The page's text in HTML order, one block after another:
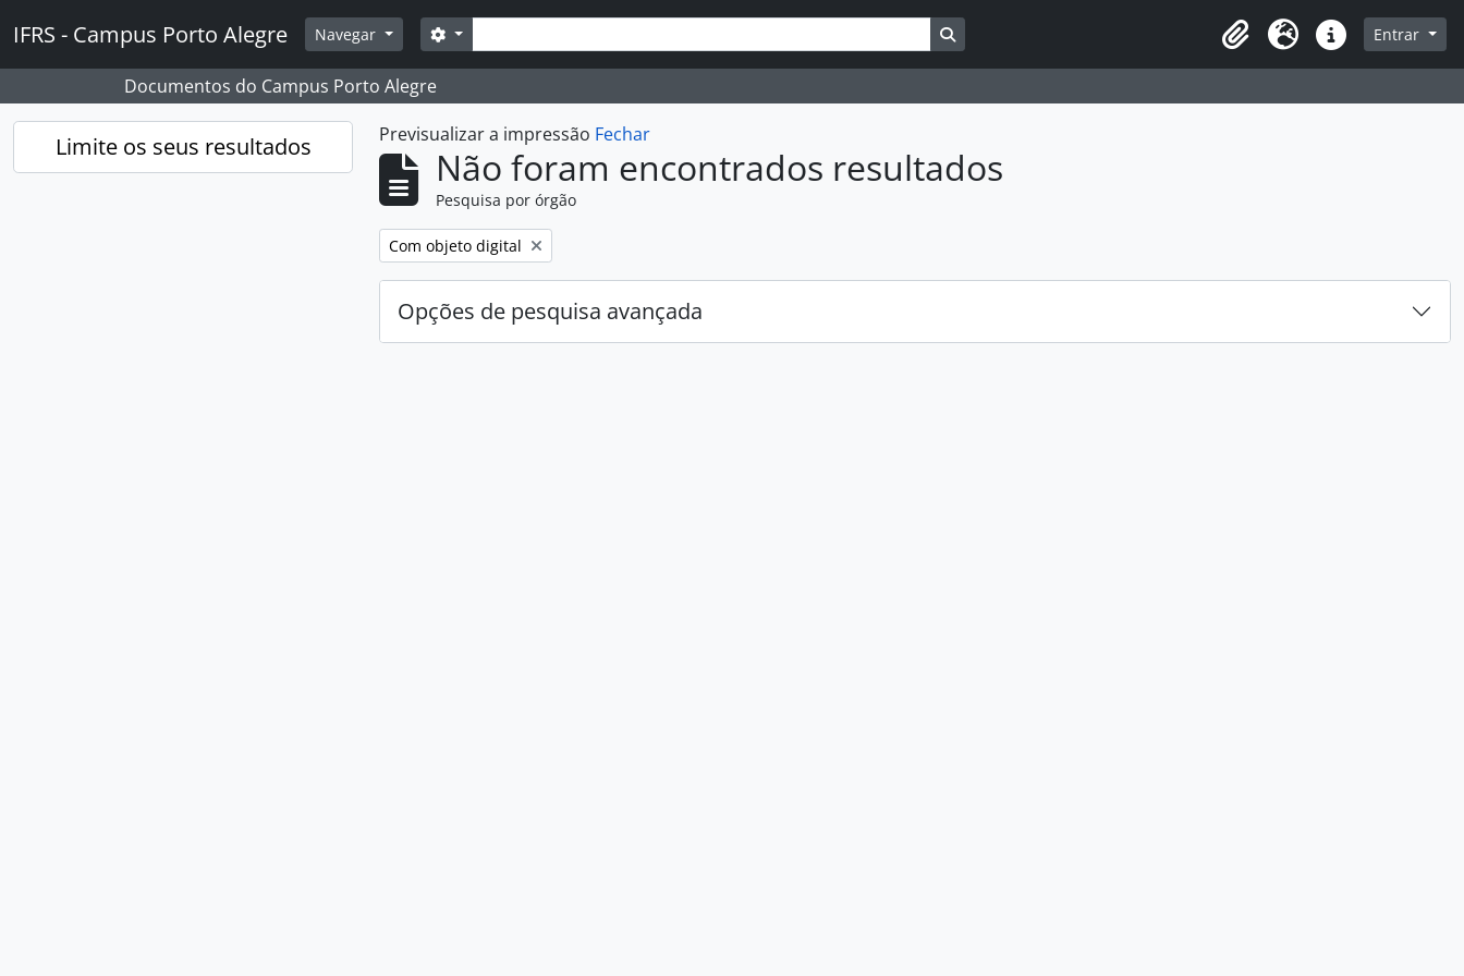
IFRS - Campus Porto Alegre Navegar Pesquisar
Opções de busca Busque na página de navegação
Idioma Ligações rápidas
Entrar
Documentos do Campus Porto Alegre
Limite os seus resultados Previsualizar a impressão Fechar
Não foram encontrados resultados
Pesquisa por órgão
Remover filtro:
Com objeto digital
Opções de pesquisa avançada